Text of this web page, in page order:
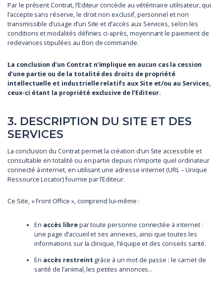
Par le présent Contrat, l’Editeur concède au vétérinaire utilisateur, qui
l’accepte sans réserve, le droit non exclusif, personnel et non
transmissible d’usage d’un Site et d’accès aux Services, selon les
conditions et modalités définies ci-après, moyennant le paiement de
redevances stipulées au Bon de commande.
La conclusion d’un Contrat n’implique en aucun cas la cession
d’une partie ou de la totalité des droits de propriété
intellectuelle et industrielle relatifs aux Site et/ou au Services,
ceux-ci étant la propriété exclusive de l’Editeur.
3. DESCRIPTION DU SITE ET DES
SERVICES
La conclusion du Contrat permet la création d’un Site accessible et
consultable en totalité ou en partie depuis n’importe quel ordinateur
connecté à internet, en utilisant une adresse internet (URL – Unique
Ressource Locator) fournie par l’Editeur.
Ce Site, « Front Office », comprend lui-même :
En accès librepar toute personne connectée à internet :
une page d’accueil et ses annexes, ainsi que toutes les
informations sur la clinique, l’équipe et des conseils santé.
En accès restreint grâce à un mot de passe : le carnet de
santé de l’animal, les petites annonces…